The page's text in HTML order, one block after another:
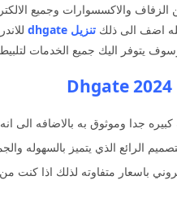
الزفاف والاكسسوارات وجميع
اضف الى ذلك تنزيل dhgate
جدا وموثوق به بالاضافه الى
40 مليون منتج الكتروني باسعار